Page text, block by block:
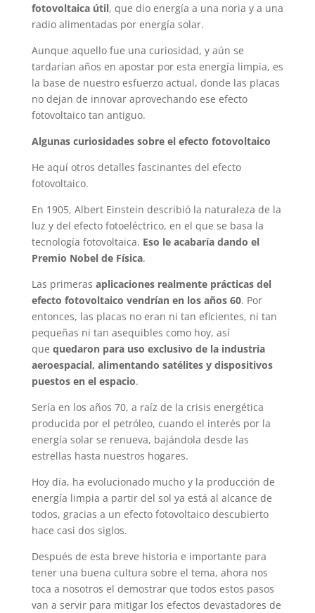
fotovoltaica útil, que dio energía a una noria y a una
radio alimentadas por energía solar.
Aunque aquello fue una curiosidad, y aún se
tardarían años en apostar por esta energía limpia, es
la base de nuestro esfuerzo actual, donde las placas
no dejan de innovar aprovechando ese efecto
fotovoltaico tan antiguo.
Algunas curiosidades sobre el efecto fotovoltaico
He aquí otros detalles fascinantes del efecto
fotovoltaico.
En 1905, Albert Einstein describió la naturaleza de la
luz y del efecto fotoeléctrico, en el que se basa la
tecnología fotovoltaica. Eso le acabaría dando el
Premio Nobel de Física.
Las primeras aplicaciones realmente prácticas del
efecto fotovoltaico vendrían en los años 60. Por
entonces, las placas no eran ni tan eficientes, ni tan
pequeñas ni tan asequibles como hoy, así
que quedaron para uso exclusivo de la industria
aeroespacial, alimentando satélites y dispositivos
puestos en el espacio.
Sería en los años 70, a raíz de la crisis energética
producida por el petróleo, cuando el interés por la
energía solar se renueva, bajándola desde las
estrellas hasta nuestros hogares.
Hoy día, ha evolucionado mucho y la producción de
energía limpia a partir del sol ya está al alcance de
todos, gracias a un efecto fotovoltaico descubierto
hace casi dos siglos.
Después de esta breve historia e importante para
tener una buena cultura sobre el tema, ahora nos
toca a nosotros el demostrar que todos estos pasos
van a servir para mitigar los efectos devastadores de